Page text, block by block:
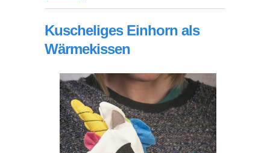
Kuscheliges Einhorn als
Wärmekissen